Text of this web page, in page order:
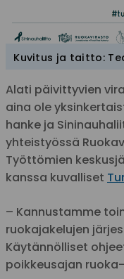
Kuvitus ja taitto:
Alati päivittyvien
aina ole
hanke ja
yhteistyössä
Työttömien
kanssa kuvalliset
– Kannustamme
ruokajakelujen
Käytännölliset
poikkeusajan